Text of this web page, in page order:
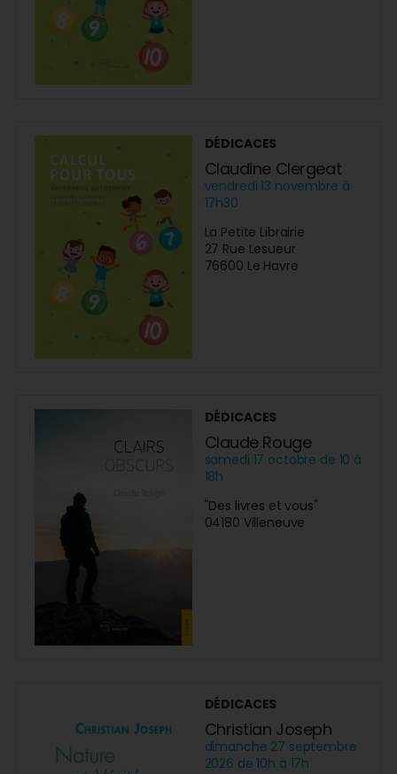
DÉDICACES
Claudine Clergeat
vendredi 13 novembre à
17h30
La Petite Librairie
27 Rue Lesueur
76600 Le Havre
DÉDICACES
Claude Rouge
samedi 17 octobre de 10 à
18h
"Des livres et vous"
04180 Villeneuve
DÉDICACES
Christian Joseph
dimanche 27 septembre
2026 de 10h à 17h